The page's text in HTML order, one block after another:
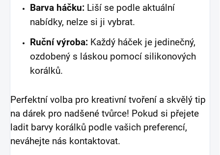
Barva háčku: Liší se podle aktuální
nabídky, nelze si ji vybrat.
Ruční výroba: Každý háček je jedinečný,
ozdobený s láskou pomocí silikonových
korálků.
Perfektní volba pro kreativní tvoření a skvělý tip
na dárek pro nadšené tvůrce! Pokud si přejete
ladit barvy korálků podle vašich preferencí,
neváhejte nás kontaktovat.